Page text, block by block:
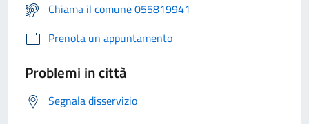
Chiama il comune 055819941
Prenota un appuntamento
Problemi in città
Segnala disservizio